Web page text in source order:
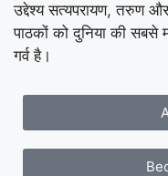
उद्देश्य सत्यपरायण, तरुण
पाठकों को दुनिया की
गर्व है।